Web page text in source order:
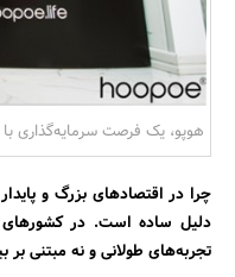
هوپو، یک فرصت سرمایه‌گذاری با حداقل 100 درصد
چرا در اقتصاد‌های بزرگ و
دلیل ساده است. در کشورهای
تجربه‌های طولانی و نه مبتنی